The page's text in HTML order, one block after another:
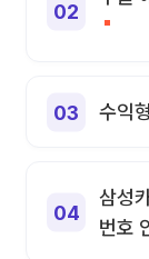
수익
삼성
번호